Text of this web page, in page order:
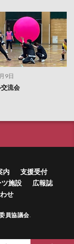
9日
流会
内
支援受付
施設
広報誌
せ
員協議会.